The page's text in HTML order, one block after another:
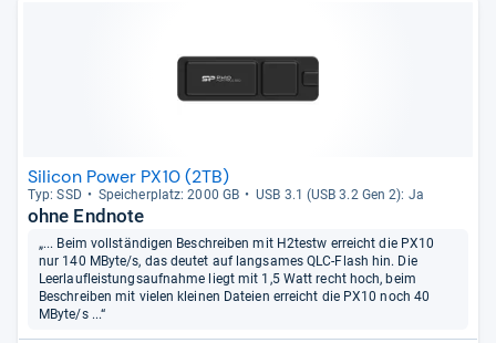
Silicon Power PX10 (2TB)
Typ: SSD Spei­cher­platz: 2000 GB USB 3.1 (USB 3.2 Gen 2): Ja
ohne Endnote
„... Beim vollständigen Beschreiben mit H2testw erreicht die PX10
nur 140 MByte/s, das deutet auf langsames QLC-Flash hin. Die
Leerlaufleistungsaufnahme liegt mit 1,5 Watt recht hoch, beim
Beschreiben mit vielen kleinen Dateien erreicht die PX10 noch 40
MByte/s ...“